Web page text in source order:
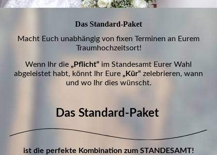
Das Standard-Paket
Macht Euch unabhängig von fixen Terminen an Eurem
Traumhochzeitsort!
Wenn Ihr die „Pflicht“ im Standesamt Eurer Wahl
abgeleistet habt, könnt Ihr Eure „Kür“ zelebrieren, wann
und wo Ihr dies wünscht.
Das Standard-Paket
ist die perfekte Kombination zum STANDESAMT!